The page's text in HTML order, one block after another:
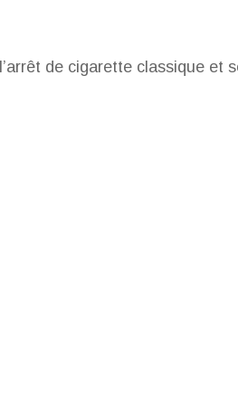
de cigarette classique et